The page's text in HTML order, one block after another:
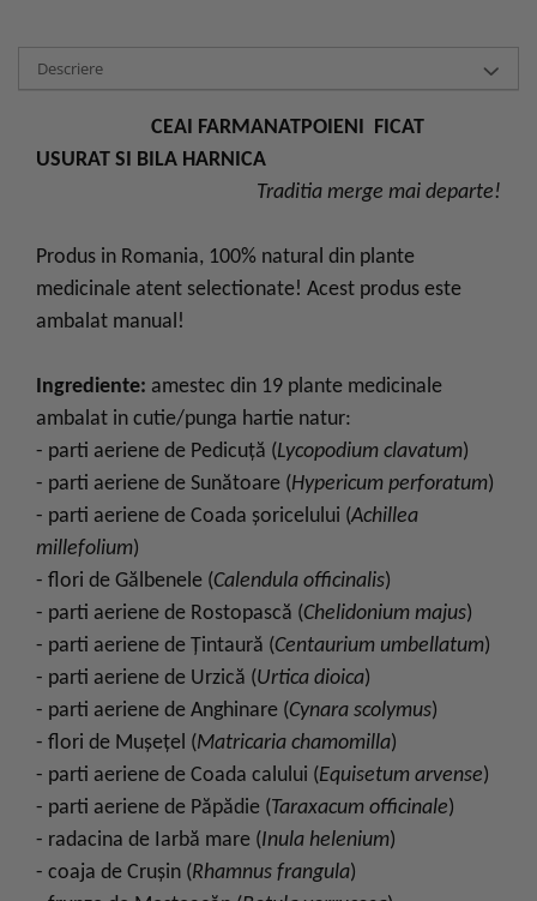
Descriere
CEAI FARMANATPOIENI FICAT
USURAT SI BILA HARNICA
Traditia merge mai departe!
Produs in Romania, 100% natural din plante
medicinale atent selectionate! Acest produs este
ambalat manual!
Ingrediente: amestec din 19 plante medicinale
ambalat in cutie/punga hartie natur:
- parti aeriene de Pedicuţă (Lycopodium clavatum)
- parti aeriene de Sunătoare (Hypericum perforatum)
- parti aeriene de Coada şoricelului (Achillea
millefolium)
- flori de Gălbenele (Calendula officinalis)
- parti aeriene de Rostopască (Chelidonium majus)
- parti aeriene de Ţintaură (Centaurium umbellatum)
- parti aeriene de Urzică (Urtica dioica)
- parti aeriene de Anghinare (Cynara scolymus)
- flori de Muşeţel (Matricaria chamomilla)
- parti aeriene de Coada calului (Equisetum arvense)
- parti aeriene de Păpădie (Taraxacum officinale)
- radacina de Iarbă mare (Inula helenium)
- coaja de Cruşin (Rhamnus frangula)